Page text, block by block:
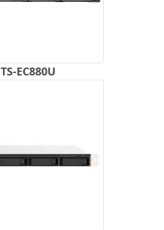
TS-EC880U